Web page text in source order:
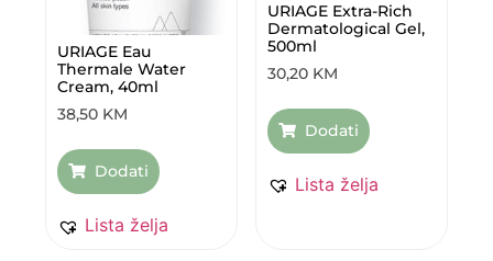
URIAGE Eau
Thermale Water
Cream, 40ml
38,50 KM
Dodati
Lista želja
URIAGE Extra-Rich
Dermatological Gel,
500ml
30,20 KM
Dodati
Lista želja